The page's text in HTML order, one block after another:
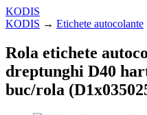
KODIS
KODIS → Etichete autocolante
Rola etichete
dreptunghi D40
buc/rola